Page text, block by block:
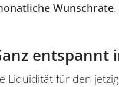
Wunschrate
entspannt
Liquidität für den